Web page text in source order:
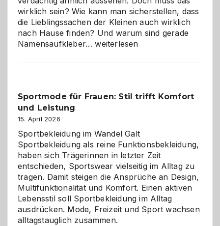
wirklich sein? Wie kann man sicherstellen, dass
die Lieblingssachen der Kleinen auch wirklich
nach Hause finden? Und warum sind gerade
Namensaufkleber…Namensaufkleber
gegen
Chaos
weiterlesen
Sportmode für Frauen: Stil trifft Komfort
und Leistung
15. April 2026
Sportbekleidung im Wandel Galt
Sportbekleidung als reine Funktionsbekleidung,
haben sich Trägerinnen in letzter Zeit
entschieden, Sportswear vielseitig im Alltag zu
tragen. Damit steigen die Ansprüche an Design,
Multifunktionalität und Komfort. Einen aktiven
Lebensstil soll Sportbekleidung im Alltag
ausdrücken. Mode, Freizeit und Sport wachsen
alltagstauglich zusammen.